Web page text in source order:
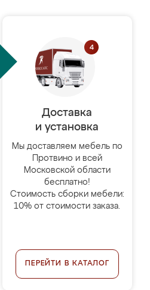
Доставка
и установка
Мы доставляем мебель по
Протвино и всей
Московской области
бесплатно!
Стоимость сборки мебели:
10% от стоимости заказа.
ПЕРЕЙТИ В КАТАЛОГ